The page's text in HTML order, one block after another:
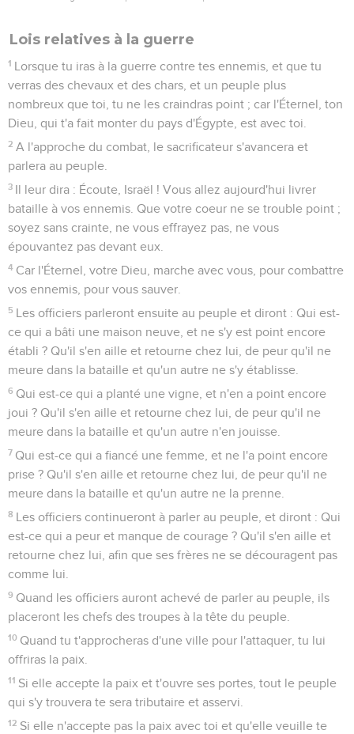
Lois relatives à la guerre
1 Lorsque tu iras à la guerre contre tes ennemis, et que tu
verras des chevaux et des chars, et un peuple plus
nombreux que toi, tu ne les craindras point ; car l'Éternel, ton
Dieu, qui t'a fait monter du pays d'Égypte, est avec toi.
2 A l'approche du combat, le sacrificateur s'avancera et
parlera au peuple.
3 Il leur dira : Écoute, Israël ! Vous allez aujourd'hui livrer
bataille à vos ennemis. Que votre coeur ne se trouble point ;
soyez sans crainte, ne vous effrayez pas, ne vous
épouvantez pas devant eux.
4 Car l'Éternel, votre Dieu, marche avec vous, pour combattre
vos ennemis, pour vous sauver.
5 Les officiers parleront ensuite au peuple et diront : Qui est-
ce qui a bâti une maison neuve, et ne s'y est point encore
établi ? Qu'il s'en aille et retourne chez lui, de peur qu'il ne
meure dans la bataille et qu'un autre ne s'y établisse.
6 Qui est-ce qui a planté une vigne, et n'en a point encore
joui ? Qu'il s'en aille et retourne chez lui, de peur qu'il ne
meure dans la bataille et qu'un autre n'en jouisse.
7 Qui est-ce qui a fiancé une femme, et ne l'a point encore
prise ? Qu'il s'en aille et retourne chez lui, de peur qu'il ne
meure dans la bataille et qu'un autre ne la prenne.
8 Les officiers continueront à parler au peuple, et diront : Qui
est-ce qui a peur et manque de courage ? Qu'il s'en aille et
retourne chez lui, afin que ses frères ne se découragent pas
comme lui.
9 Quand les officiers auront achevé de parler au peuple, ils
placeront les chefs des troupes à la tête du peuple.
10 Quand tu t'approcheras d'une ville pour l'attaquer, tu lui
offriras la paix.
11 Si elle accepte la paix et t'ouvre ses portes, tout le peuple
qui s'y trouvera te sera tributaire et asservi.
12 Si elle n'accepte pas la paix avec toi et qu'elle veuille te